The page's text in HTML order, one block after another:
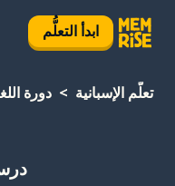
ابدأ التعلُّم
تعلَّم الإسبانية دورة